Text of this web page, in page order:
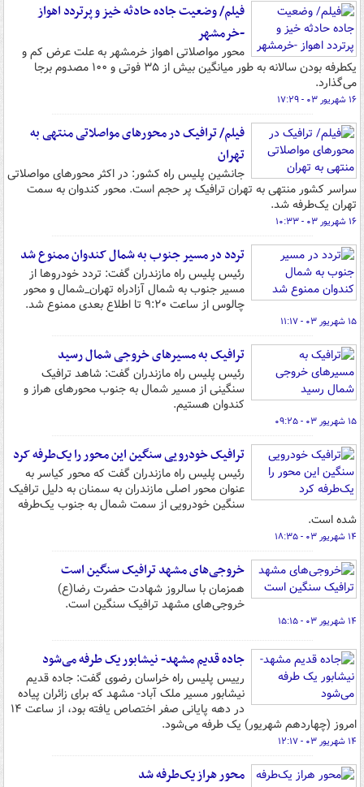
فیلم/ وضعیت جاده حادثه خیز و پرتردد اهواز
-خرمشهر
محور مواصلاتی اهواز خرمشهر به علت عرض کم و
یکطرفه بودن سالانه به طور میانگین بیش از ۳۵ فوتی و ۱۰۰ مصدوم برجا
می‌گذارد.
۱۶ شهریور ۰۳ - ۱۷:۲۹
فیلم/ ترافیک در محورهای مواصلاتی منتهی به
تهران
جانشین پلیس راه کشور: در اکثر محورهای مواصلاتی
سراسر کشور منتهی به تهران ترافیک پر حجم است. محور کندوان به سمت
تهران یک‌طرفه شد.
۱۶ شهریور ۰۳ - ۱۰:۳۳
تردد در مسیر جنوب به شمال کندوان ممنوع شد
رئیس پلیس راه مازندران گفت: تردد خودروها از
مسیر جنوب به شمال آزادراه تهران_شمال و محور
چالوس از ساعت ۹:۲۰ تا اطلاع بعدی ممنوع شد.
۱۵ شهریور ۰۳ - ۱۱:۱۷
ترافیک به مسیرهای خروجی شمال رسید
رئیس پلیس راه مازندران گفت: شاهد ترافیک
سنگینی از مسیر شمال به جنوب محورهای هراز و
کندوان هستیم.
۱۵ شهریور ۰۳ - ۰۹:۲۵
ترافیک خودرویی سنگین این محور را یک‌طرفه کرد
رئیس پلیس راه مازندران گفت که محور کیاسر به
عنوان محور اصلی مازندران به سمنان به دلیل ترافیک
سنگین خودرویی از سمت شمال به جنوب یک‌طرفه
شده‌ است.
۱۴ شهریور ۰۳ - ۱۸:۳۵
خروجی‌های مشهد ترافیک سنگین است
همزمان با سالروز شهادت حضرت رضا(ع)
خروجی‌های مشهد ترافیک سنگین است.
۱۴ شهریور ۰۳ - ۱۵:۱۵
جاده قدیم مشهد- نیشابور یک طرفه می‌شود
رییس پلیس راه خراسان رضوی گفت: جاده قدیم
نیشابور مسیر ملک آباد- مشهد که برای زائران پیاده
در دهه پایانی صفر اختصاص یافته بود، از ساعت ۱۴
امروز (چهاردهم شهریور) یک طرفه می‌شود.
۱۴ شهریور ۰۳ - ۱۲:۱۷
محور هراز یک‌طرفه شد